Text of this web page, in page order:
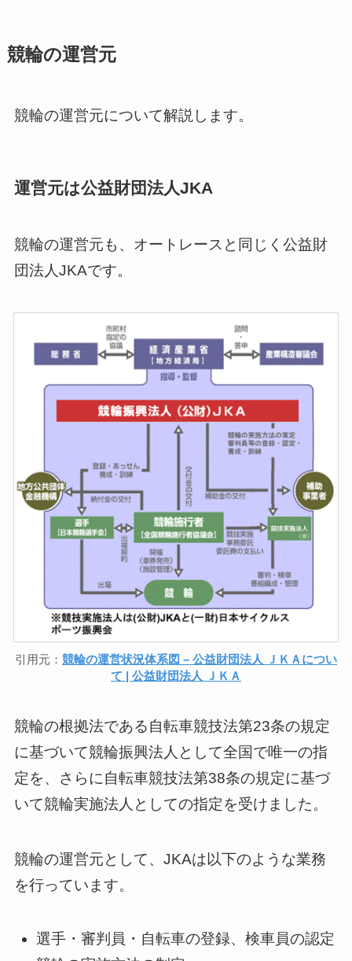
競輪の運営元
競輪の運営元について解説します。
運営元は公益財団法人JKA
競輪の運営元も、オートレースと同じく公益財
団法人JKAです。
引用元： 競輪の運営状況体系図 – 公益財団法人 ＪＫＡについ
て | 公益財団法人 ＪＫＡ
競輪の根拠法である自転車競技法第23条の規定
に基づいて競輪振興法人として全国で唯一の指
定を、さらに自転車競技法第38条の規定に基づ
いて競輪実施法人としての指定を受けました。
競輪の運営元として、JKAは以下のような業務
を行っています。
選手・審判員・自転車の登録、検車員の認定